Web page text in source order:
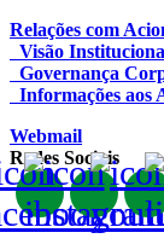
Relações com
Visão
Governança
Informações aos
Webmail
Redes Sociais